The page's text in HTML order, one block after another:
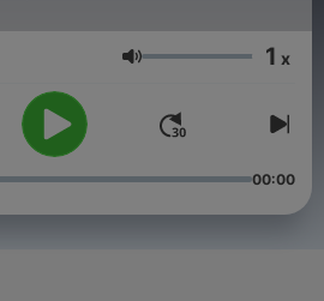
Volumen 1 x
00:00